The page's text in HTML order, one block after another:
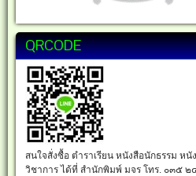
QRCODE
สนใจสั่งซื้อ ตำราเรียน หนังสือนักธรรม หนั
วิชาการ ได้ที่ สำนักพิมพ์ มจร โทร. ๐๓๕ ๒